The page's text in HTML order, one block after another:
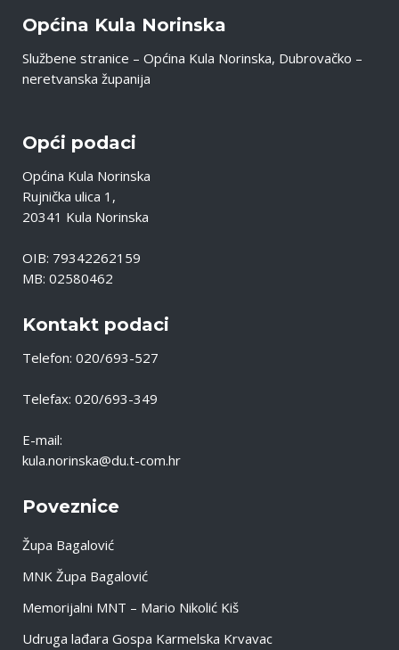
Općina Kula Norinska
Službene stranice – Općina Kula Norinska, Dubrovačko –
neretvanska županija
Opći podaci
Općina Kula Norinska
Rujnička ulica 1,
20341 Kula Norinska
OIB: 79342262159
MB: 02580462
Kontakt podaci
Telefon: 020/693-527
Telefax: 020/693-349
E-mail:
kula.norinska@du.t-com.hr
Poveznice
Župa Bagalović
MNK Župa Bagalović
Memorijalni MNT – Mario Nikolić Kiš
Udruga lađara Gospa Karmelska Krvavac